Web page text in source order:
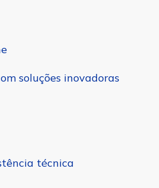
soluções inovadoras
técnica